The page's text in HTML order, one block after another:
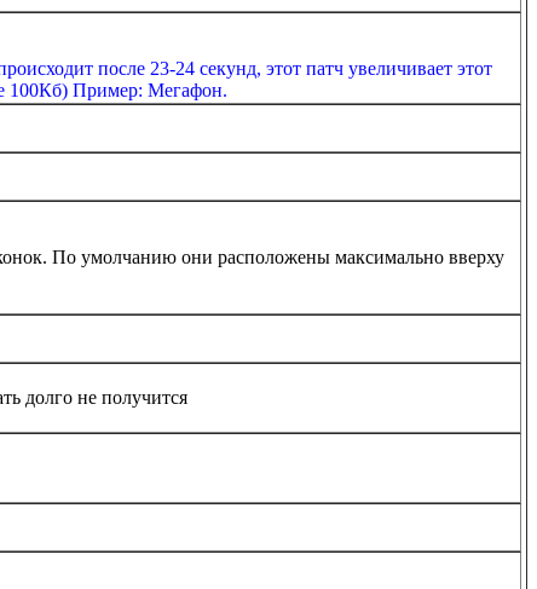
после 23-24 секунд, этот патч увеличивает этот
100Кб) Пример: Мегафон.
По умолчанию они расположены максимально вверху
долго не получится